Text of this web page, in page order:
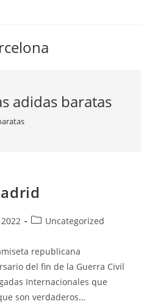
adidas baratas
Categoría
entrada:
Uncategorized
republicana
del fin de la Guerra Civil
Internacionales que
son verdaderos…